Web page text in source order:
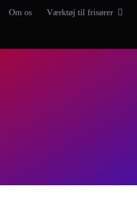
Om os Værktøj til frisører